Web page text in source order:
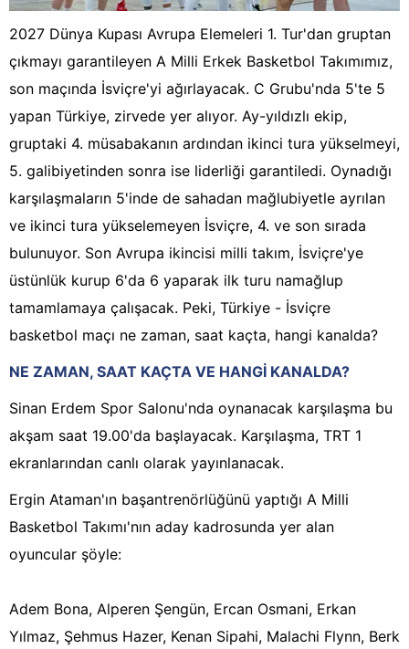
2027 Dünya Kupası Avrupa Elemeleri 1. Tur'dan gruptan
çıkmayı garantileyen A Milli Erkek Basketbol Takımımız,
son maçında İsviçre'yi ağırlayacak. C Grubu'nda 5'te 5
yapan Türkiye, zirvede yer alıyor. Ay-yıldızlı ekip,
gruptaki 4. müsabakanın ardından ikinci tura yükselmeyi,
5. galibiyetinden sonra ise liderliği garantiledi. Oynadığı
karşılaşmaların 5'inde de sahadan mağlubiyetle ayrılan
ve ikinci tura yükselemeyen İsviçre, 4. ve son sırada
bulunuyor. Son Avrupa ikincisi milli takım, İsviçre'ye
üstünlük kurup 6'da 6 yaparak ilk turu namağlup
tamamlamaya çalışacak. Peki, Türkiye - İsviçre
basketbol maçı ne zaman, saat kaçta, hangi kanalda?
NE ZAMAN, SAAT KAÇTA VE HANGİ KANALDA?
Sinan Erdem Spor Salonu'nda oynanacak karşılaşma bu
akşam saat 19.00'da başlayacak. Karşılaşma, TRT 1
ekranlarından canlı olarak yayınlanacak.
Ergin Ataman'ın başantrenörlüğünü yaptığı A Milli
Basketbol Takımı'nın aday kadrosunda yer alan
oyuncular şöyle:
Adem Bona, Alperen Şengün, Ercan Osmani, Erkan
Yılmaz, Şehmus Hazer, Kenan Sipahi, Malachi Flynn, Berk